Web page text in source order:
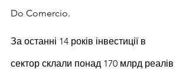
Do Comercio.
За останні 14 років інвестиції в
сектор склали понад 170 млрд реалів